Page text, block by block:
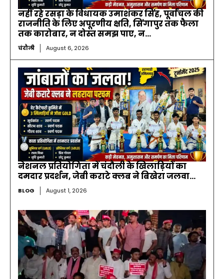
नहीं रहे रसड़ा के विधायक उमाशंकर सिंह, पूर्वांचल की
राजनीति के लिए अपूरणीय क्षति, सिंगापुर तक फैला
तक कारोबार, न दोस्त समझ पाए, न...
चंदौली August 6, 2026
नेशनल प्रतियोगिता में चंदौली के खिलाड़ियों का
दमदार प्रदर्शन, जेबी कराटे क्लब ने बिखेरा जलवा…
BLOG August 1, 2026